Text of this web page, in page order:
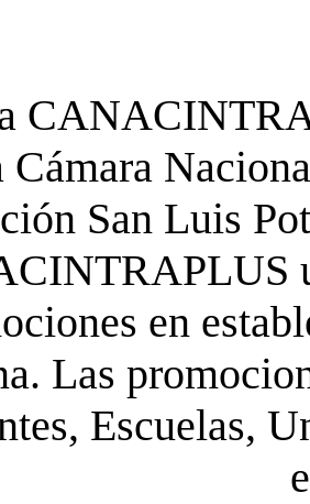
Cámara
San Luis
en
Las
Escuelas,